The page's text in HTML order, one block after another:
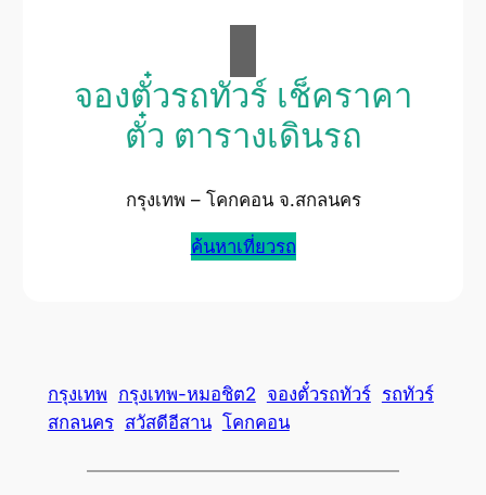
จองตั๋วรถทัวร์ เช็คราคา
ตั๋ว ตารางเดินรถ
กรุงเทพ – โคกคอน จ.สกลนคร
ค้นหาเที่ยวรถ
กรุงเทพ กรุงเทพ-หมอชิต2 จองตั๋วรถทัวร์ รถทัวร์
สกลนคร สวัสดีอีสาน โคกคอน